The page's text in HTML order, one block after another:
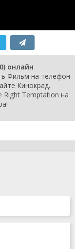
онлайн
Фильм на телефон
Кинокрад.
Right Temptation на